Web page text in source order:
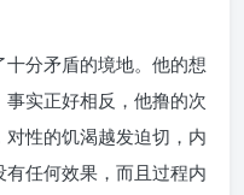
分矛盾的境地。他的想
实正好相反，他撸的次
性的饥渴越发迫切，内
任何效果，而且过程内